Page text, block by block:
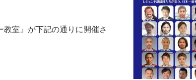
室』が下記の通りに開催さ